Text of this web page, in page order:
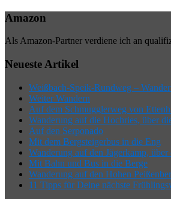
Amazon
Als Amazon-Partner verdiene ich an
Neueste Artikel
Weißbach-Speik-Rundweg –
Weiter Wandern
Auf dem Schmugglerweg von
Wanderung auf die Hochries, über
Auf den Serponado
Mit dem Bergsteigerbus in die Eng
Wanderung auf den Jägerkamp,
Mit Bahn und Bus in die Berge
Wanderung auf den Hohen
11 Tipps für Deine nächste